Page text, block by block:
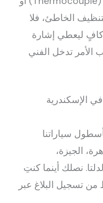
الخاطئ، فلا
ليعطي إشارة
الأمر تدخل الفني
الإسكندرية
سياراتنا
الجيزة،
نصلك أينما كنتِ
تسجيل البلاغ عبر